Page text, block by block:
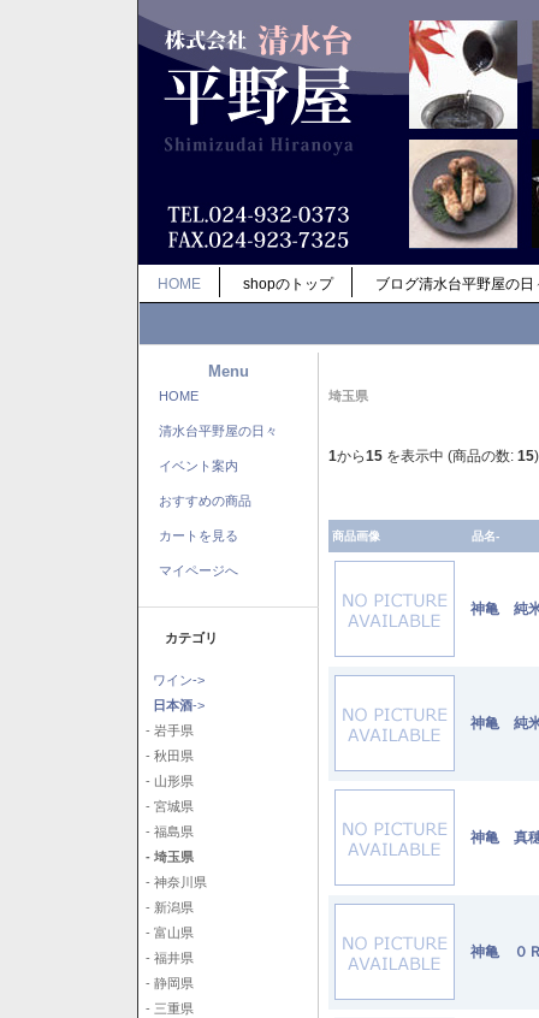
HOME shopのトップ ブログ清水台平野屋の日
Menu
HOME
清水台平野屋の日々
イベント案内
おすすめの商品
カートを見る
マイページへ
カテゴリ
ワイン->
日本酒->
- 岩手県
- 秋田県
- 山形県
- 宮城県
- 福島県
- 埼玉県
- 神奈川県
- 新潟県
- 富山県
- 福井県
- 静岡県
- 三重県
埼玉県
1から15 を表示中 (商品の数: 15)
商品画像 品名-
神亀 純
神亀 純
神亀 真
神亀 ０